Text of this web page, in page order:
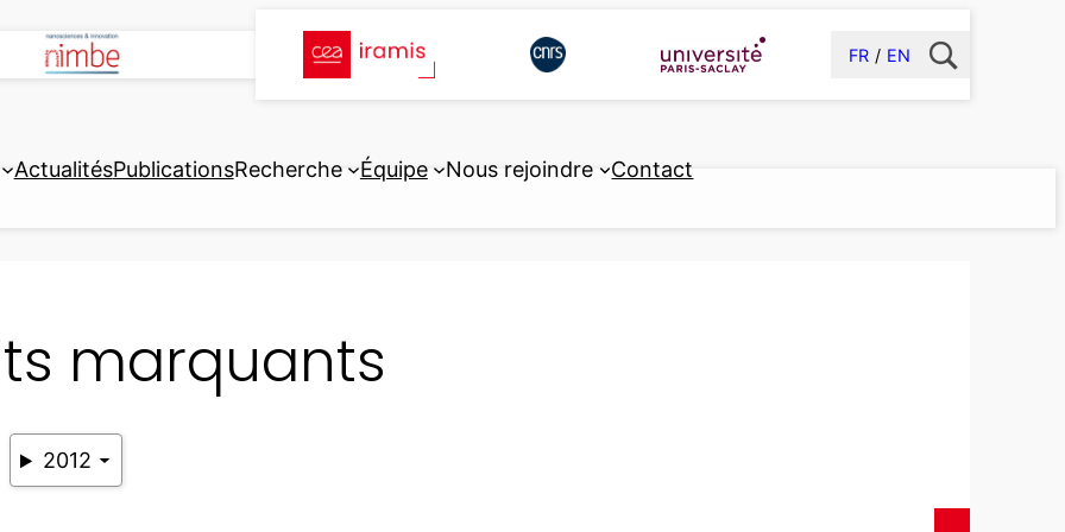
FR EN
ActualitésPublicationsRecherche Équipe Nous rejoindre Contact
marquants
2012